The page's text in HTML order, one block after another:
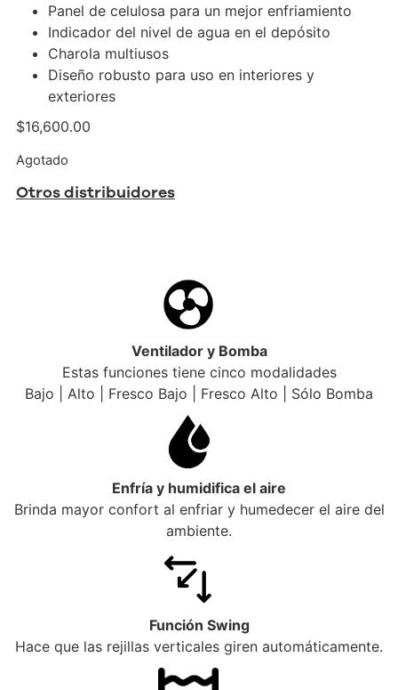
Panel de celulosa para un mejor enfriamiento
Indicador del nivel de agua en el depósito
Charola multiusos
Diseño robusto para uso en interiores y
exteriores
$16,600.00
Agotado
Otros distribuidores
Ventilador y Bomba
Estas funciones tiene cinco modalidades
Bajo | Alto | Fresco Bajo | Fresco Alto | Sólo Bomba
Enfría y humidifica el aire
Brinda mayor confort al enfriar y humedecer el aire del
ambiente.
Función Swing
Hace que las rejillas verticales giren automáticamente.